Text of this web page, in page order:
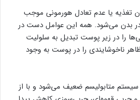
تغذیه یا عدم تعادل هورمونی موجب
بدن می‌شود. همه این عوامل دست در
را در زیر پوست تبدیل به سلولیت
ناخوشایندی را در پوست به وجود
متابولیسم ضعیف می‌شود و با از